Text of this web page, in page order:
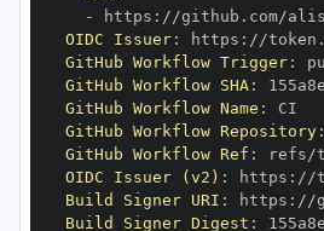
-
https :
OIDC Issuer: https :
GitHub Workflow Trigger:
GitHub Workflow SHA:
GitHub Workflow Name :
GitHub Workflow Repository:
GitHub Workflow Ref :
OIDC Issuer (v2) : https :
Build Signer URI : https :
Build Signer Digest :